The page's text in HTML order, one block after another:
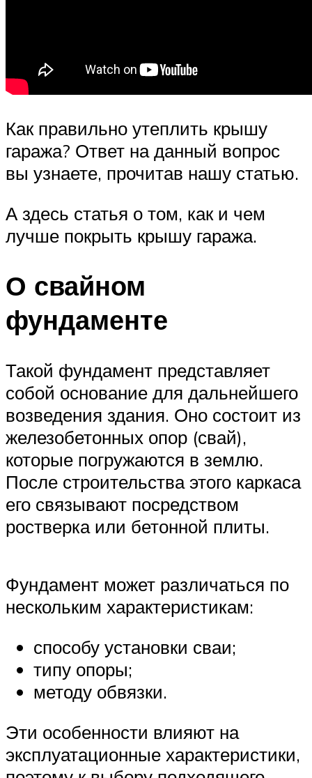
Как правильно утеплить крышу
гаража? Ответ на данный вопрос
вы узнаете, прочитав нашу статью.
А здесь статья о том, как и чем
лучше покрыть крышу гаража.
О свайном
фундаменте
Такой фундамент представляет
собой основание для дальнейшего
возведения здания. Оно состоит из
железобетонных опор (свай),
которые погружаются в землю.
После строительства этого каркаса
его связывают посредством
ростверка или бетонной плиты.
Фундамент может различаться по
нескольким характеристикам:
способу установки сваи;
типу опоры;
методу обвязки.
Эти особенности влияют на
эксплуатационные характеристики,